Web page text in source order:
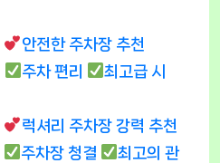
안전한 주차장 추천
주차 편리
최고급 시
럭셔리 주차장 강력 추천
주차장 청결
최고의 관